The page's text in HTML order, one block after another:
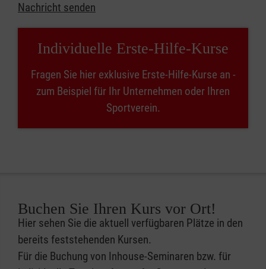
Nachricht senden
Individuelle Erste-Hilfe-Kurse
Fragen Sie hier exklusive Erste-Hilfe-Kurse an -
zum Beispiel für Ihr Unternehmen oder Ihren
Sportverein.
Buchen Sie Ihren Kurs vor Ort!
Hier sehen Sie die aktuell verfügbaren Plätze in den
bereits feststehenden Kursen.
Für die Buchung von Inhouse-Seminaren bzw. für